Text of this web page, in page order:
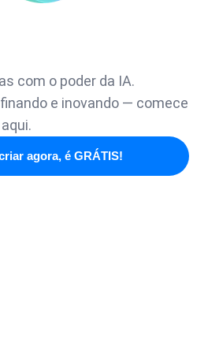
com o poder da IA.
e inovando — comece
agora, é GRÁTIS!